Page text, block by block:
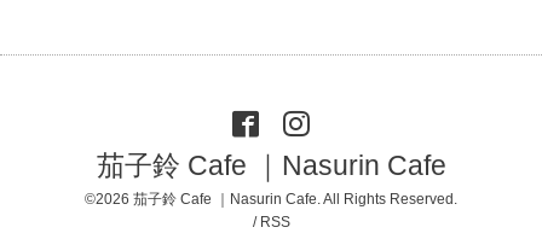
茄子鈴 Cafe ｜Nasurin Cafe
©2026 茄子鈴 Cafe ｜Nasurin Cafe . All Rights Reserved.
/ RSS